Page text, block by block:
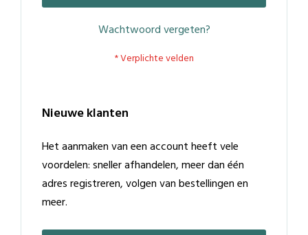
Wachtwoord vergeten?
Nieuwe klanten
Het aanmaken van een account heeft vele
voordelen: sneller afhandelen, meer dan één
adres registreren, volgen van bestellingen en
meer.